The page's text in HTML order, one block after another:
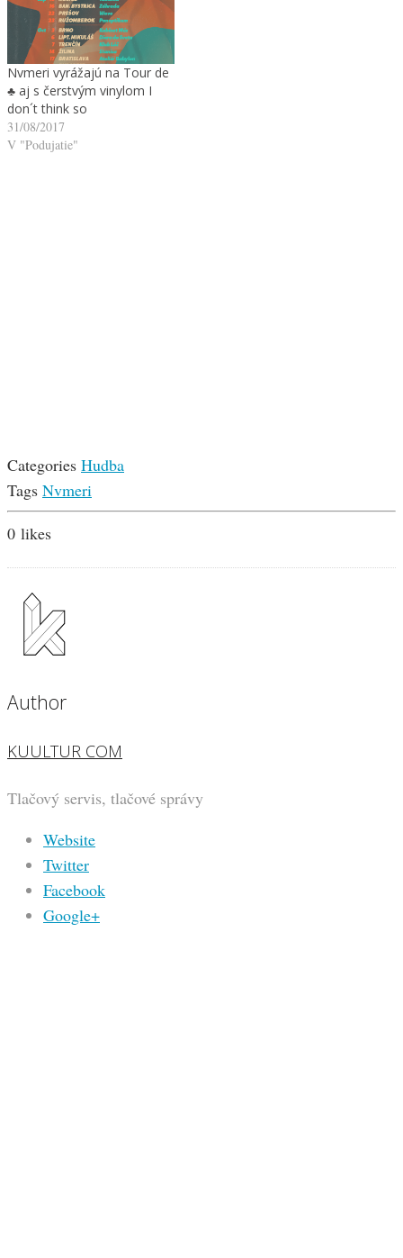
Nvmeri vyrážajú na Tour de
♣ aj s čerstvým vinylom I
don´t think so
31/08/2017
V "Podujatie"
Categories Hudba
Tags Nvmeri
0 likes
Author
KUULTUR COM
Tlačový servis, tlačové správy
Website
Twitter
Facebook
Google+